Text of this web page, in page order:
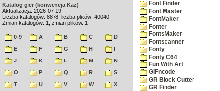
Katalog gier (konwencja Kaz)
Aktualizacja: 2026-07-19
Liczba katalogów: 8878, liczba plików: 40040
Zmian katalogów: 1, zmian plików: 1
0-9 A B C
D
E
F G H
I
J
K L M
N
O
P Q R
S
T
U V W
X
Font Finder
Font Master
FontMaker
Fonter
FontsMaker
Fontscanner
Fonty
Fonty C64
Fun With Art
GIFncode
GR Block Cutter
GR Finder